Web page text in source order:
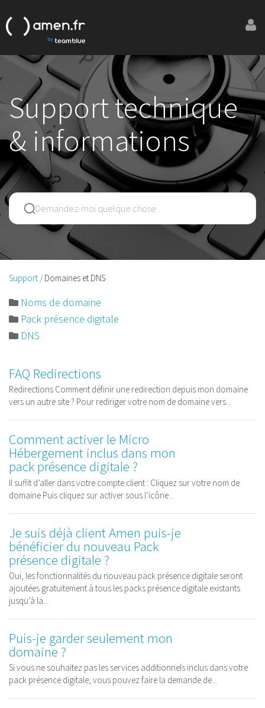
Support technique
& informations
Support Domaines et DNS
Noms de domaine
Pack présence digitale
DNS
FAQ Redirections
Redirections Comment définir une redirection depuis mon domaine
vers un autre site ? Pour rediriger votre nom de domaine vers...
Comment activer le Micro
Hébergement inclus dans mon
pack présence digitale ?
Il suffit d’aller dans votre compte client : Cliquez sur votre nom de
domaine Puis cliquez sur activer sous l’icône...
Je suis déjà client Amen puis-je
bénéficier du nouveau Pack
présence digitale ?
Oui, les fonctionnalités du nouveau pack présence digitale seront
ajoutées gratuitement à tous les packs présence digitale existants
jusqu’à la...
Puis-je garder seulement mon
domaine ?
Si vous ne souhaitez pas les services additionnels inclus dans votre
pack présence digitale, vous pouvez faire la demande de...